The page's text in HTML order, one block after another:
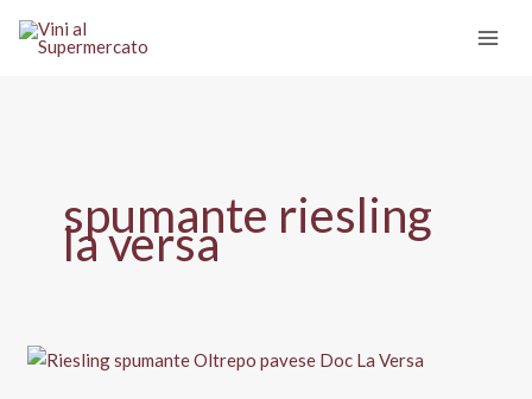
spumante riesling
la versa